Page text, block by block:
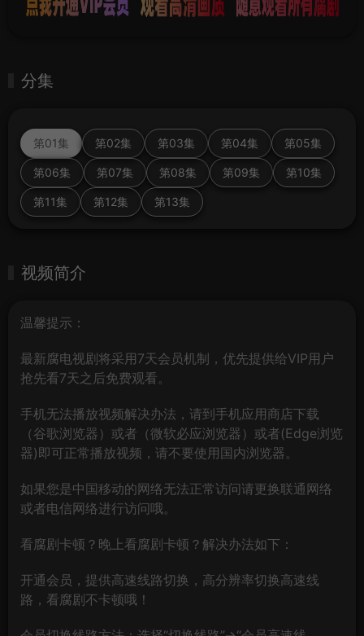
分集
第01集 第02集 第03集 第04集 第05集
第06集 第07集 第08集 第09集 第10集
第11集 第12集 第13集
视频简介
温馨提示：
最新腐电视剧将采用7天会员机制，优先提供给VIP用户
抢先看7天之后免费观看。
手机无法播放视频解决办法，请到手机应用商店下载
（谷歌浏览器）或者（微软必应浏览器）或者(Edge浏览
器)即可正常播放视频，请不要使用国内浏览器。
如果您是中国移动的网络无法正常访问请更换联通网络
或者电信网络进行访问哦。
看腐剧卡顿？晚上看腐剧卡顿？解决办法如下：
开通会员，提供高速线路切换，高分辨率切换高速线
路，看腐剧不卡顿哦！